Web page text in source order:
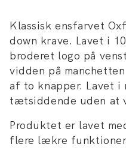
Klassisk ensfarvet
down krave. Lavet i
broderet logo på
vidden på
af to knapper. Lavet i
tætsiddende uden at
Produktet er lavet
flere lækre